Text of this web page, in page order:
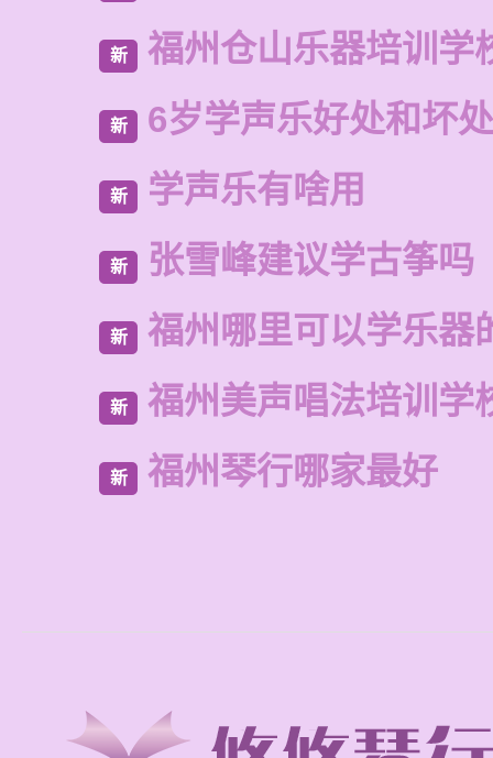
新 福州仓山乐器培训学
新 6岁学声乐好处和坏处
新 学声乐有啥用
新 张雪峰建议学古筝吗
新 福州哪里可以学乐器
新 福州美声唱法培训学
新 福州琴行哪家最好